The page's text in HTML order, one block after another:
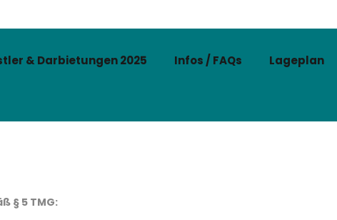
& Darbietungen 2025 Infos / FAQs Lageplan
§ 5 TMG: